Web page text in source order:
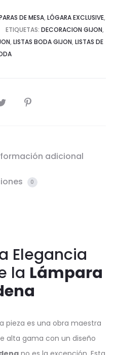
DE MESA, LÓGARA EXCLUSIVE,
ETIQUETAS: DECORACION GIJON,
, LISTAS BODA GIJON, LISTAS DE
adicional
0
Elegancia
la Lámpara
pieza es una obra maestra
alta gama con un diseño